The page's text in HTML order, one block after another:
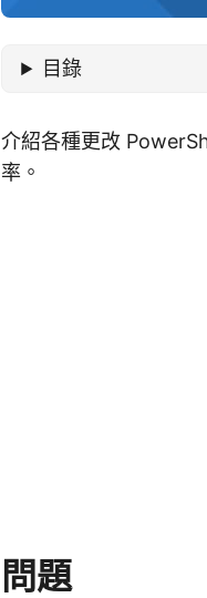
目錄
介紹各種更改
率。
問題